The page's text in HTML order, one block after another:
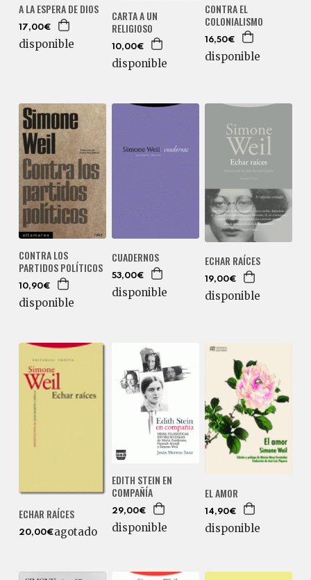
A LA ESPERA DE DIOS
17,00€
disponible
CARTA A UN
RELIGIOSO
10,00€
disponible
CONTRA EL
COLONIALISMO
16,50€
disponible
CONTRA LOS
PARTIDOS POLÍTICOS
10,90€
disponible
CUADERNOS
53,00€
disponible
ECHAR RAÍCES
19,00€
disponible
ECHAR RAÍCES
20,00€agotado
EDITH STEIN EN
COMPAÑÍA
29,00€
disponible
EL AMOR
14,90€
disponible